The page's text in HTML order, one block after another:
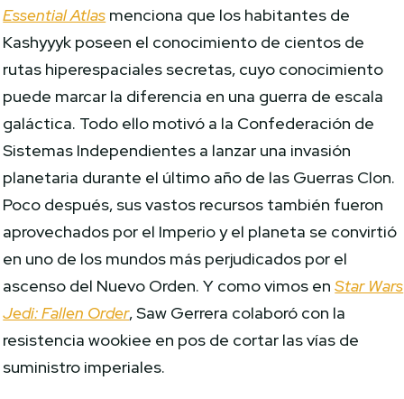
Essential Atlas menciona que los habitantes de
Kashyyyk poseen el conocimiento de cientos de
rutas hiperespaciales secretas, cuyo conocimiento
puede marcar la diferencia en una guerra de escala
galáctica. Todo ello motivó a la Confederación de
Sistemas Independientes a lanzar una invasión
planetaria durante el último año de las Guerras Clon.
Poco después, sus vastos recursos también fueron
aprovechados por el Imperio y el planeta se convirtió
en uno de los mundos más perjudicados por el
ascenso del Nuevo Orden. Y como vimos enStar Wars
Jedi: Fallen Order, Saw Gerrera colaboró con la
resistencia wookiee en pos de cortar las vías de
suministro imperiales.